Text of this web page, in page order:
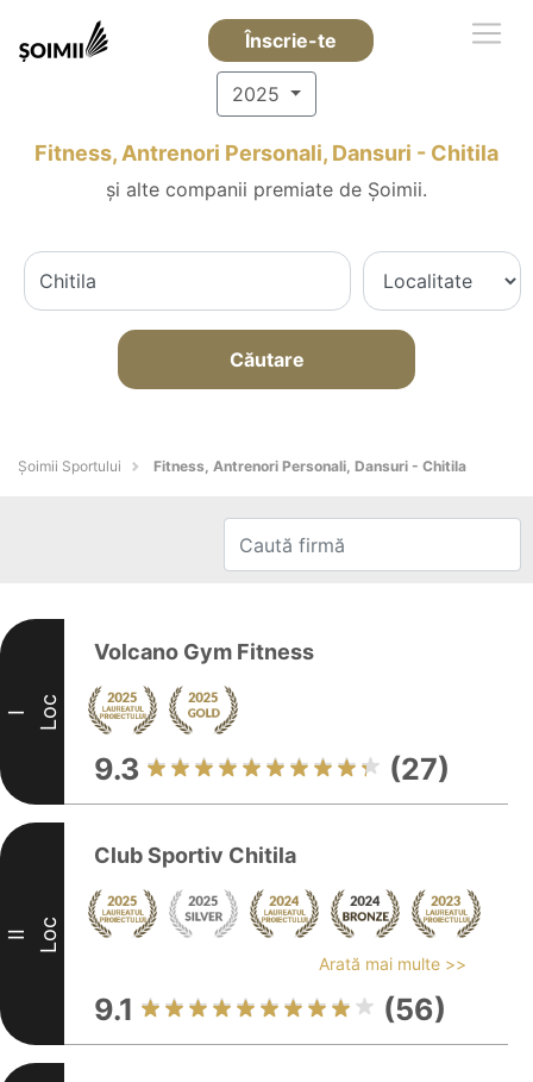
Înscrie-te
2025
Fitness, Antrenori Personali, Dansuri - Chitila
și alte companii premiate de Șoimii.
Căutare
Șoimii Sportului Fitness, Antrenori Personali, Dansuri - Chitila
I Loc
Volcano Gym Fitness
9.3 (27)
II Loc
Club Sportiv Chitila
Arată mai multe >>
9.1 (56)